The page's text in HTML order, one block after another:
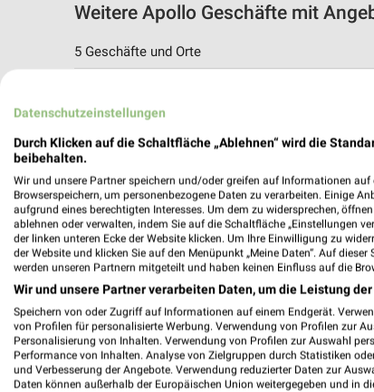
Weitere Apollo Geschäfte mit
5 Geschäfte und Orte
Bad Dürkheim, Deutschland
Apollo Angebote in Landau
Landau, Deutschland
523,55 km
Apollo Angebote in Speyer
Speyer, Deutschland
Datenschutzeinstellungen
Durch Klicken auf die Schaltfläche „Ablehnen“ wird die
beibehalten.
Wir und unsere Partner speichern und/oder greifen auf Informationen auf
Browserspeichern, um personenbezogene Daten zu verarbeiten. Einige
aufgrund eines berechtigten Interesses. Um dem zu widersprechen,
ablehnen oder verwalten, indem Sie auf die Schaltfläche „Einstellungen
der linken unteren Ecke der Website klicken. Um Ihre Einwilligung zu
der Website und klicken Sie auf den Menüpunkt „Meine Daten“. Auf
werden unseren Partnern mitgeteilt und haben keinen Einfluss auf die
Wir und unsere Partner verarbeiten Daten, um die Leistung
Speichern von oder Zugriff auf Informationen auf einem Endgerät.
von Profilen für personalisierte Werbung. Verwendung von Profilen zur
Personalisierung von Inhalten. Verwendung von Profilen zur Auswahl
Performance von Inhalten. Analyse von Zielgruppen durch Statistiken
und Verbesserung der Angebote. Verwendung reduzierter Daten zur
Daten können außerhalb der Europäischen Union weitergegeben und in